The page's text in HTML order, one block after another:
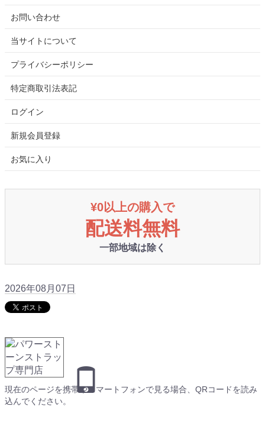
お問い合わせ
当サイトについて
プライバシーポリシー
特定商取引法表記
ログイン
新規会員登録
お気に入り
¥0以上の購入で
配送料無料
一部地域は除く
2026年08月07日
現在のページを携帯やスマートフォンで見る場合、QRコードを読み
込んでください。